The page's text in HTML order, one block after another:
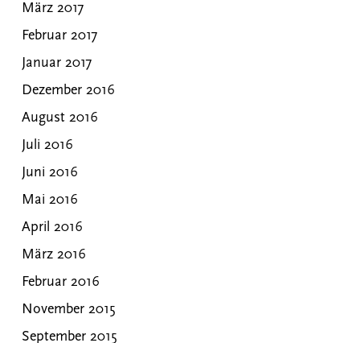
März 2017
Februar 2017
Januar 2017
Dezember 2016
August 2016
Juli 2016
Juni 2016
Mai 2016
April 2016
März 2016
Februar 2016
November 2015
September 2015